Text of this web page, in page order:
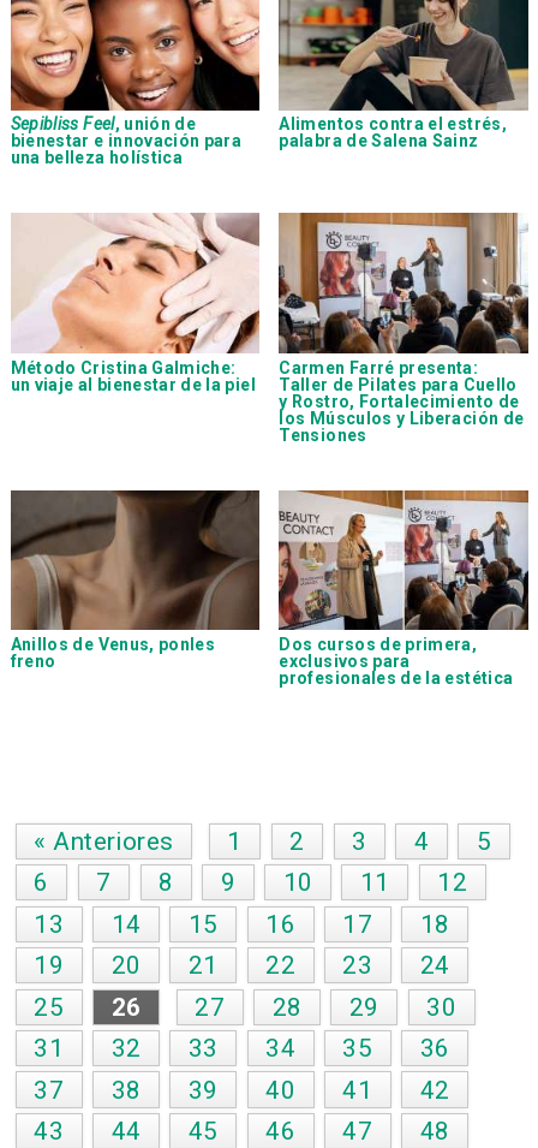
Sepibliss Feel, unión de
bienestar e innovación para
una belleza holística
Alimentos contra el estrés,
palabra de Salena Sainz
Método Cristina Galmiche:
un viaje al bienestar de la piel
Carmen Farré presenta:
Taller de Pilates para Cuello
y Rostro, Fortalecimiento de
los Músculos y Liberación de
Tensiones
Anillos de Venus, ponles
freno
Dos cursos de primera,
exclusivos para
profesionales de la estética
« Anteriores 1 2 3 4
5
6
7 8 9 10 11
12
13
14 15 16 17
18
19
20 21 22 23
24
25
26 27 28 29
30
31
32 33 34 35
36
37
38 39 40 41
42
43
44 45 46 47
48